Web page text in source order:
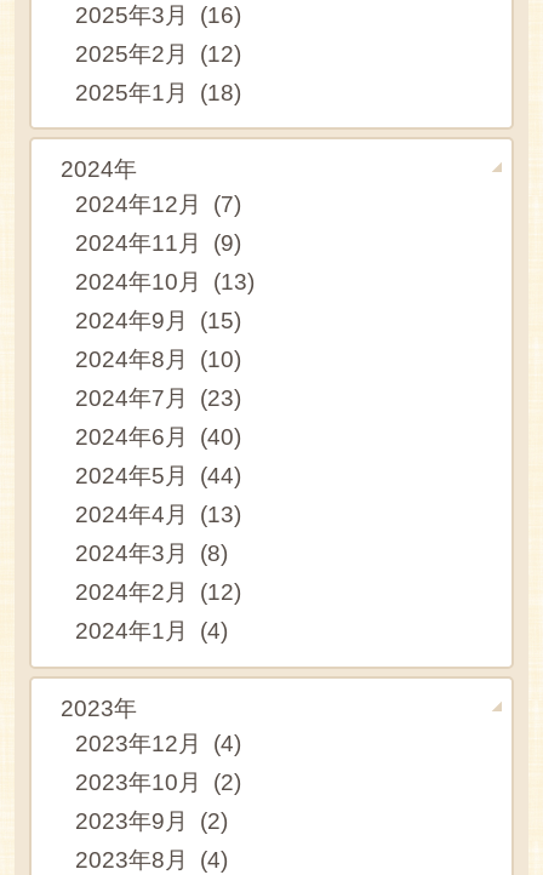
2025年3月 (16)
2025年2月 (12)
2025年1月 (18)
2024年
2024年12月 (7)
2024年11月 (9)
2024年10月 (13)
2024年9月 (15)
2024年8月 (10)
2024年7月 (23)
2024年6月 (40)
2024年5月 (44)
2024年4月 (13)
2024年3月 (8)
2024年2月 (12)
2024年1月 (4)
2023年
2023年12月 (4)
2023年10月 (2)
2023年9月 (2)
2023年8月 (4)